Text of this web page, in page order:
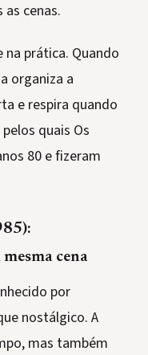
cenas.
prática. Quando
organiza a
e respira quando
quais Os
80 e fizeram
cena
por
nostálgico. A
mas também